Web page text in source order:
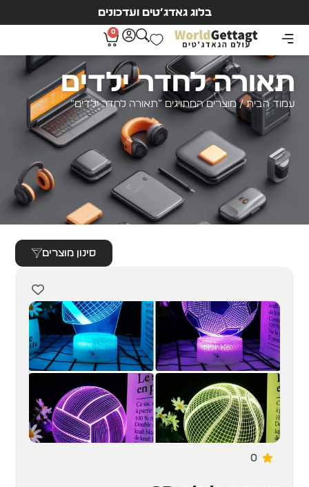
בלוג גאדג’טים ועדכונים
0
תאורה לחדר ילדים
עמוד הבית/ מוצרים המתויגים “תאורה לחדר ילדים”
סינון מוצרים
0